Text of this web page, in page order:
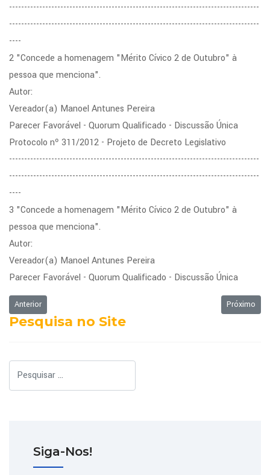
-----------------------------------------------------------------------------------
-----------------------------------------------------------------------------------
----
2 "Concede a homenagem "Mérito Cívico 2 de Outubro" à
pessoa que menciona".
Autor:
Vereador(a) Manoel Antunes Pereira
Parecer Favorável - Quorum Qualificado - Discussão Única
Protocolo nº 311/2012 - Projeto de Decreto Legislativo
-----------------------------------------------------------------------------------
-----------------------------------------------------------------------------------
----
3 "Concede a homenagem "Mérito Cívico 2 de Outubro" à
pessoa que menciona".
Autor:
Vereador(a) Manoel Antunes Pereira
Parecer Favorável - Quorum Qualificado - Discussão Única
Artigo anterior: Ordem do Dia da Sessão Ordinária de 02/05/2012
Anterior Próximo
Próximo
Pesquisa no Site
Siga-Nos!